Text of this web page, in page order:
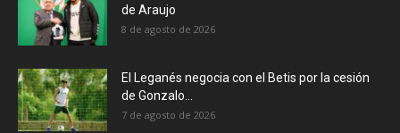
de Araujo
8 de agosto de 2026
El Leganés negocia con el Betis por la cesión
de Gonzalo...
7 de agosto de 2026